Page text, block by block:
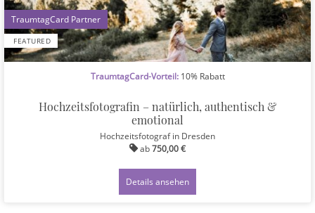
FEATURED
1
TraumtagCard-Vorteil:10% Rabatt
Hochzeitsfotografin – natürlich, authentisch &
emotional
Hochzeitsfotografin Dresden
ab750,00 €
Details ansehen